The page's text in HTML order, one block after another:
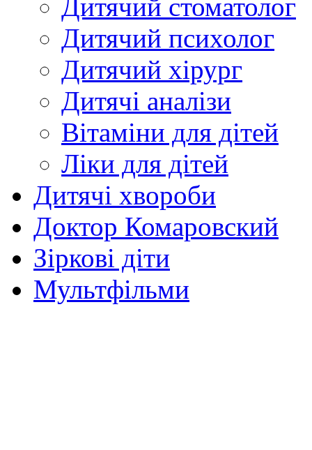
Дитячий стоматолог
Дитячий психолог
Дитячий хірург
Дитячі аналізи
Вітаміни для дітей
Ліки для дітей
Дитячі хвороби
Доктор Комаровский
Зіркові діти
Мультфільми